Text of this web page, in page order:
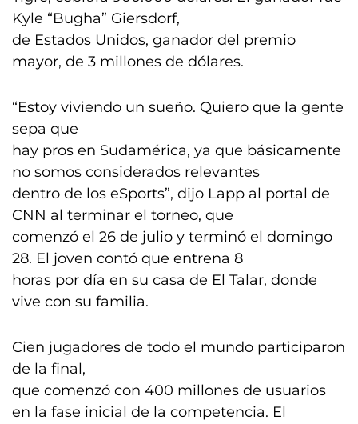
Kyle “Bugha” Giersdorf,
de Estados Unidos, ganador del premio
mayor, de 3 millones de dólares.
“Estoy viviendo un sueño. Quiero que la gente
sepa que
hay pros en Sudamérica, ya que básicamente
no somos considerados relevantes
dentro de los eSports”, dijo Lapp al portal de
CNN al terminar el torneo, que
comenzó el 26 de julio y terminó el domingo
28. El joven contó que entrena 8
horas por día en su casa de El Talar, donde
vive con su familia.
Cien jugadores de todo el mundo participaron
de la final,
que comenzó con 400 millones de usuarios
en la fase inicial de la competencia. El